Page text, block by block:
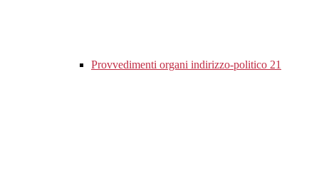
Provvedimenti organi indirizzo-politico 21